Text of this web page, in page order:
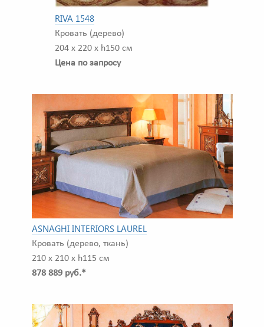
RIVA 1548
Кровать (дерево)
204 x 220 x h150 см
Цена по запросу
ASNAGHI INTERIORS LAUREL
Кровать (дерево, ткань)
210 x 210 x h115 см
878 889 руб.*